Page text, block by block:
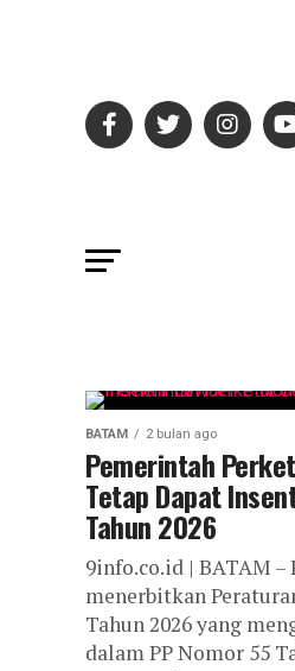
BATAM 2 bulan ago
Pemerintah
Tetap Dapat
Tahun 2026
9info.co.id | BATAM
menerbitkan
Tahun 2026 yang
dalam PP Nomor 55